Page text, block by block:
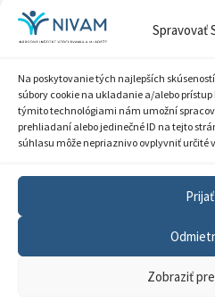
Spravovať
Na poskytovanie tých najlepších
súbory cookie na ukladanie a/alebo
týmito technológiami nám umožní
prehliadaní alebo jedinečné ID na tejto
súhlasu môže nepriaznivo ovplyvniť určité
Prijať
Zobraziť
IČO: 00164348
DIČ: 2020798714
Zásady
Sprístupnenie
Nastavenia
GDPR